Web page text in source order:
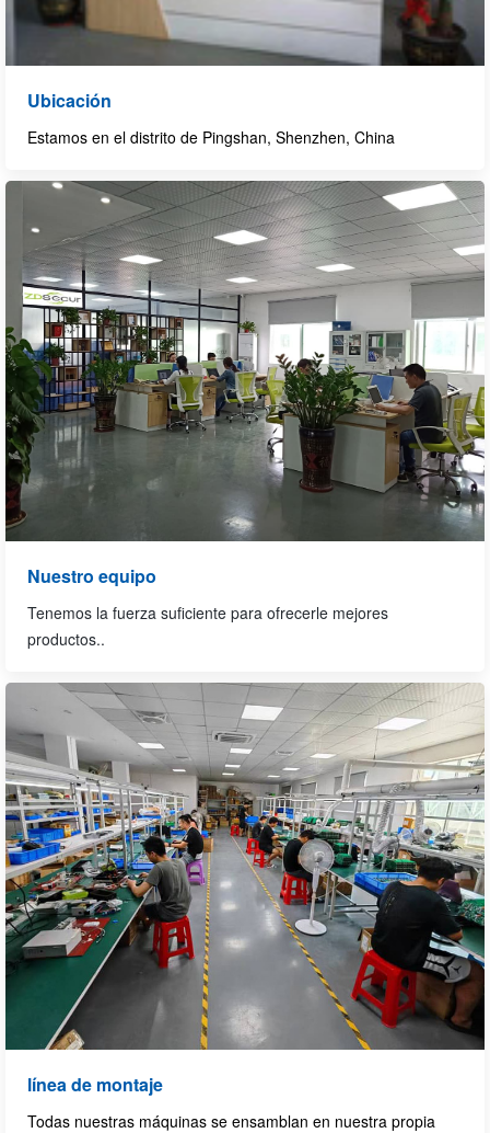
Ubicación
Estamos en el distrito de Pingshan, Shenzhen, China
Nuestro equipo
Tenemos la fuerza suficiente para ofrecerle mejores
productos..
línea de montaje
Todas nuestras máquinas se ensamblan en nuestra propia